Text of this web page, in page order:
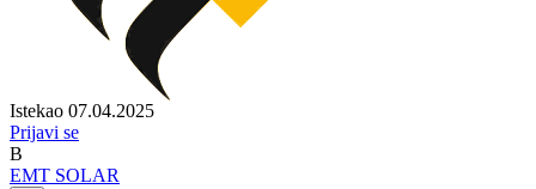
Istekao 07.04.2025
Prijavi se
B
EMT SOLAR